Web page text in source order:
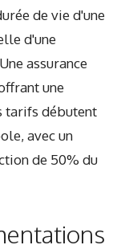
de vie d'une
d'une
assurance
une
tarifs débutent
avec un
de 50% du